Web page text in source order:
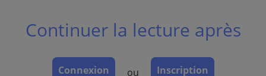
Prévention et thérapie
Continuer la lecture après
Connexion ou Inscription